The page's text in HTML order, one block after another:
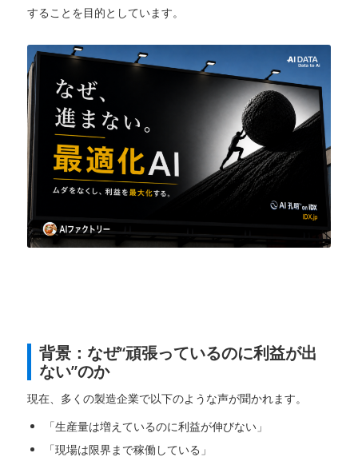
することを目的としています。
背景：なぜ“頑張っているのに利益が出
ない”のか
現在、多くの製造企業で以下のような声が聞かれます。
「生産量は増えているのに利益が伸びない」
「現場は限界まで稼働している」